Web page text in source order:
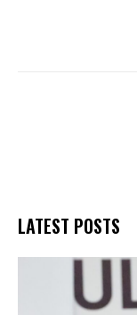
LATEST POSTS